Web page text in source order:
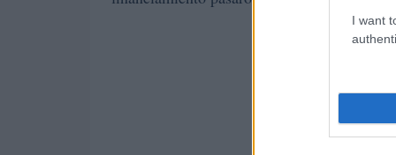
I want